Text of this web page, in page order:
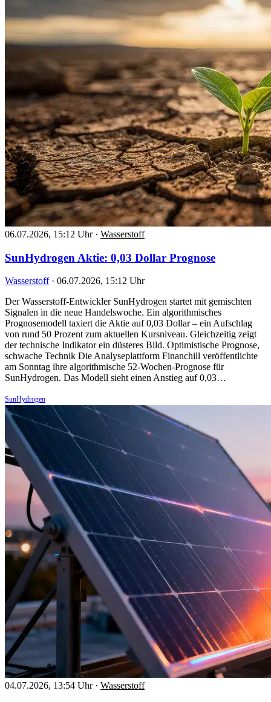
06.07.2026, 15:12 Uhr · Wasserstoff
SunHydrogen Aktie: 0,03 Dollar Prognose
Wasserstoff · 06.07.2026, 15:12 Uhr
Der Wasserstoff-Entwickler SunHydrogen startet mit gemischten
Signalen in die neue Handelswoche. Ein algorithmisches
Prognosemodell taxiert die Aktie auf 0,03 Dollar – ein Aufschlag
von rund 50 Prozent zum aktuellen Kursniveau. Gleichzeitig zeigt
der technische Indikator ein düsteres Bild. Optimistische Prognose,
schwache Technik Die Analyseplattform Financhill veröffentlichte
am Sonntag ihre algorithmische 52-Wochen-Prognose für
SunHydrogen. Das Modell sieht einen Anstieg auf 0,03…
SunHydrogen
04.07.2026, 13:54 Uhr · Wasserstoff